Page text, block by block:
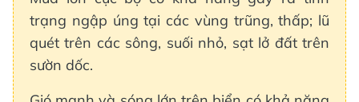
trạng ngập úng tại các vùng trũng, thấp; lũ
quét trên các sông, suối nhỏ, sạt lở đất trên
sườn dốc.